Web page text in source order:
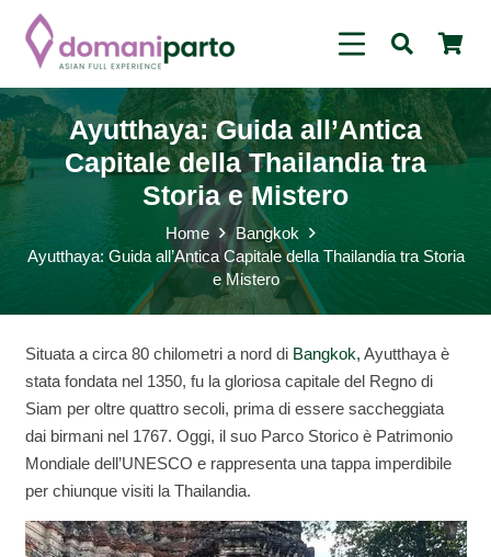
Ayutthaya: Guida all’Antica
Capitale della Thailandia tra
Storia e Mistero
Home
Bangkok
Ayutthaya: Guida all’Antica Capitale della Thailandia tra Storia
e Mistero
Situata a circa 80 chilometri a nord di Bangkok, Ayutthaya è
stata fondata nel 1350, fu la gloriosa capitale del Regno di
Siam per oltre quattro secoli, prima di essere saccheggiata
dai birmani nel 1767. Oggi, il suo Parco Storico è Patrimonio
Mondiale dell’UNESCO e rappresenta una tappa imperdibile
per chiunque visiti la Thailandia.